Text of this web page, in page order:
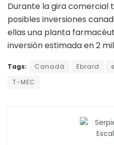
Durante la gira comercial
posibles inversiones
ellas una planta
inversión estimada en 2
Tags: Canadá Ebrard
T-MEC